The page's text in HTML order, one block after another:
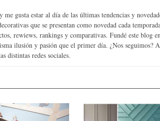
gusta estar al día de las últimas tendencias y
que se presentan como novedad cada
rewiews, rankings y comparativas. Fundé este blog
ilusión y pasión que el primer día. ¿Nos seguimos?
distintas redes sociales.